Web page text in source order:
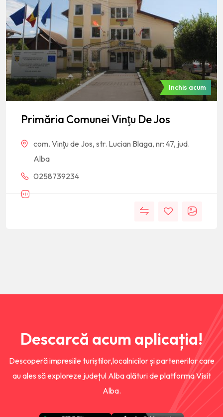
Inchis acum
Primăria Comunei Vinţu De Jos
com. Vinţu de Jos, str. Lucian Blaga, nr: 47, jud.
Alba
0258739234
Descarcă acum aplicația!
Descoperă impresiile turiștilor,localnicilor și partenerilor care
au ales să exploreze județul Alba alături de platforma Visit
Alba.